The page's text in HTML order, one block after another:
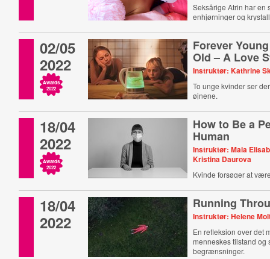
Seksårige Atrin har en
enhjørninger og
02/05
2022
Awards
2022
Forever
Old – A Love
Instruktør: Kathrine
To unge kvinder ser
øjnene.
18/04
2022
Awards
2022
How to Be a
Human
Instruktør: Maia
Kristina Daurova
Kvinde forsøger at
18/04
2022
Running
Instruktør: Helene
En refleksion over det
menneskes tilstand og
begrænsninger.